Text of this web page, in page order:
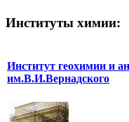
Институты химии:
Институт геохимии и
им.В.И.Вернадского